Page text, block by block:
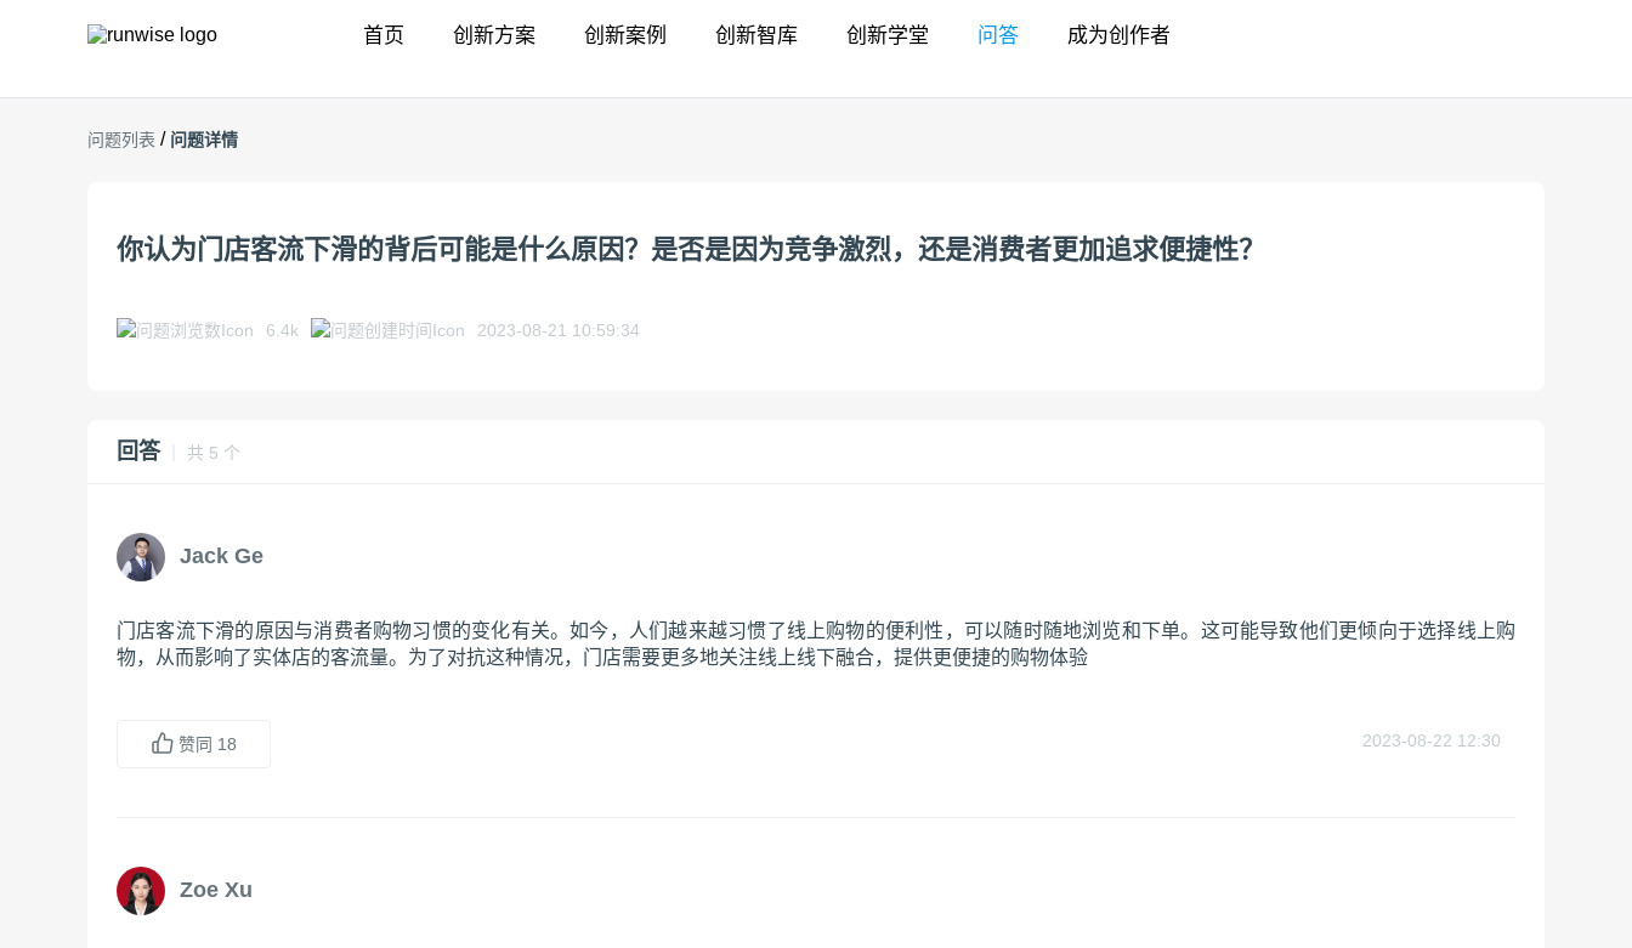
首页 创新方案 创新案例 创新智库 创新学堂 问答 成为创作者
问题列表 / 问题详情
你认为门店客流下滑的背后可能是什么原因？是否是因为竞争激烈，还是消费者更加追求便捷性？
6.4k 2023-08-21 10:59:34
回答 ｜ 共 5 个
Jack Ge
门店客流下滑的原因与消费者购物习惯的变化有关。如今，人们越来越习惯了线上购物的便利性，可以随时随地浏览和下单。这可能导致他们更倾向于选择线上购
物，从而影响了实体店的客流量。为了对抗这种情况，门店需要更多地关注线上线下融合，提供更便捷的购物体验
赞同 18 2023-08-22 12:30
Zoe Xu